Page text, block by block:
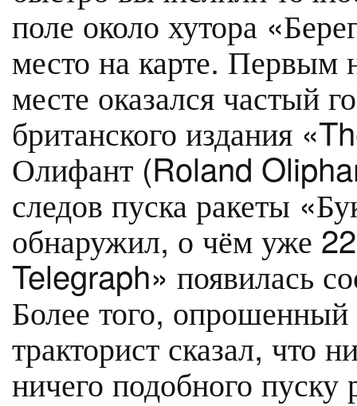
поле около хутора
место на карте. Первым
месте оказался частый
британского издания
Олифант (Roland
следов пуска ракеты
обнаружил, о чём уже
Telegraph» появилась
Более того,
тракторист сказал, что
ничего подобного пуску